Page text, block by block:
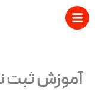
پرش
محتوا
آموزش ثبت